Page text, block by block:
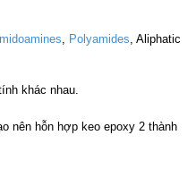
, Polyamides, Aliphatic
khác nhau.
nên hỗn hợp keo epoxy 2 thành